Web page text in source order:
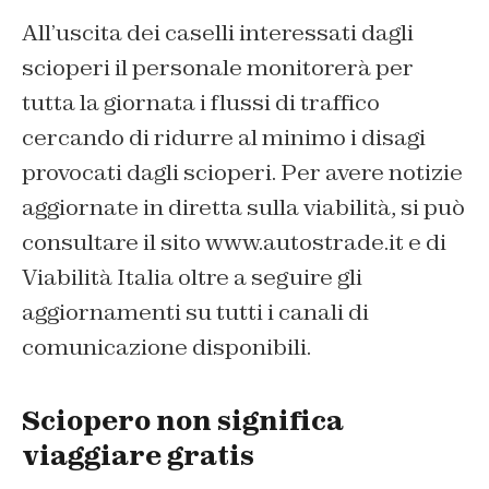
All’uscita dei caselli interessati dagli
scioperi il personale monitorerà per
tutta la giornata i flussi di traffico
cercando di ridurre al minimo i disagi
provocati dagli scioperi. Per avere notizie
aggiornate in diretta sulla viabilità, si può
consultare il sito www.autostrade.it e di
Viabilità Italia oltre a seguire gli
aggiornamenti su tutti i canali di
comunicazione disponibili.
Sciopero non significa
viaggiare gratis